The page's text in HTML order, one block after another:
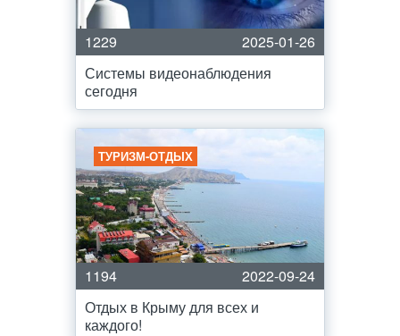
1229
2025-01-26
Системы видеонаблюдения
сегодня
ТУРИЗМ-ОТДЫХ
1194
2022-09-24
Отдых в Крыму для всех и
каждого!